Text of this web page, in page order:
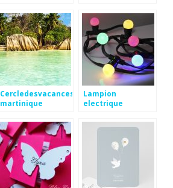
Cercledesvacances.com
martinique
Lampion
electrique